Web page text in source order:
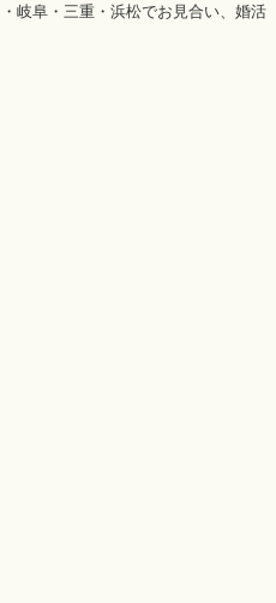
岐阜・三重・浜松でお見合い、婚活